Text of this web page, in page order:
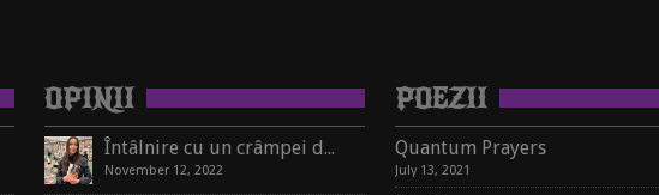
OPINII
Întâlnire cu un crâmpei de suflet, pe un raft de librărie
November 12, 2022
POEZII
Quantum Prayers
July 13, 2021